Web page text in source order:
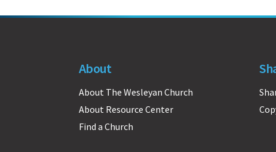
About
About The Wesleyan Church
About Resource Center
Find a Church